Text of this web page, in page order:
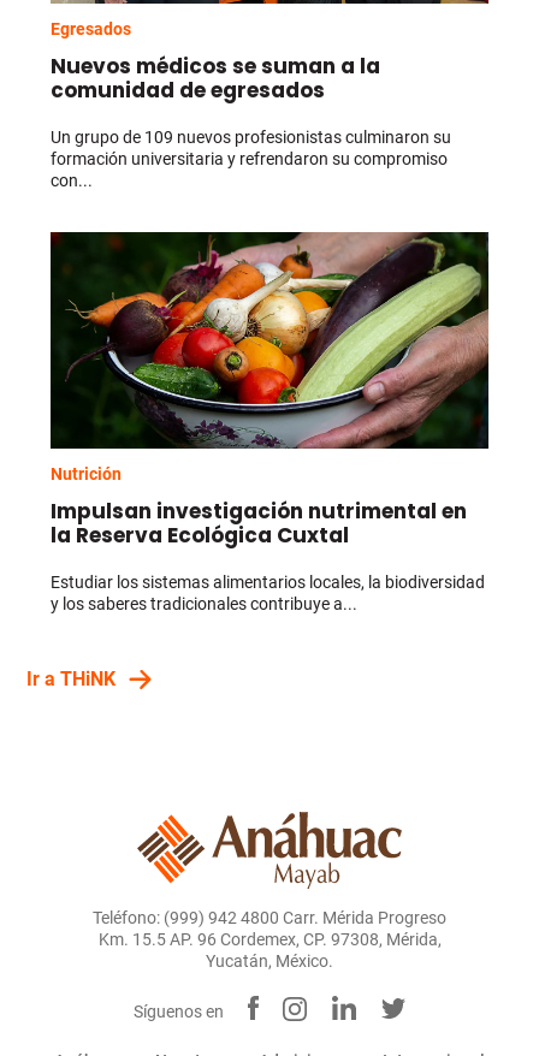
Egresados
Nuevos médicos se suman a la
comunidad de egresados
Un grupo de 109 nuevos profesionistas culminaron su
formación universitaria y refrendaron su compromiso
con...
Nutrición
Impulsan investigación nutrimental en
la Reserva Ecológica Cuxtal
Estudiar los sistemas alimentarios locales, la biodiversidad
y los saberes tradicionales contribuye a...
Ir a THiNK
Teléfono: (999) 942 4800 Carr. Mérida Progreso
Km. 15.5 AP. 96 Cordemex, CP. 97308, Mérida,
Yucatán, México.
Síguenos en